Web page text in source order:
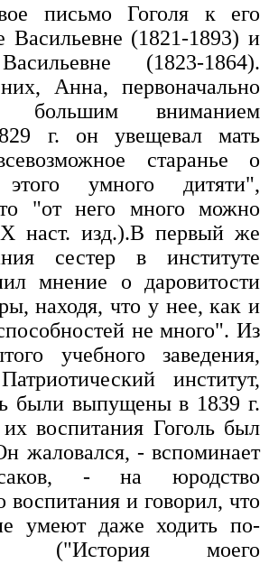
письмо Гоголя к его
Васильевне (1821-1893) и
(1823-1864).
Анна, первоначально
большим вниманием
г. он увещевал мать
старанье о
этого умного дитяти",
"от него много можно
наст. изд.).В первый же
сестер в институте
мнение о даровитости
находя, что у нее, как и
не много". Из
учебного заведения,
институт,
были выпущены в 1839 г.
их воспитания Гоголь был
жаловался, - вспоминает
- на юродство
воспитания и говорил, что
умеют даже ходить по-
("История моего